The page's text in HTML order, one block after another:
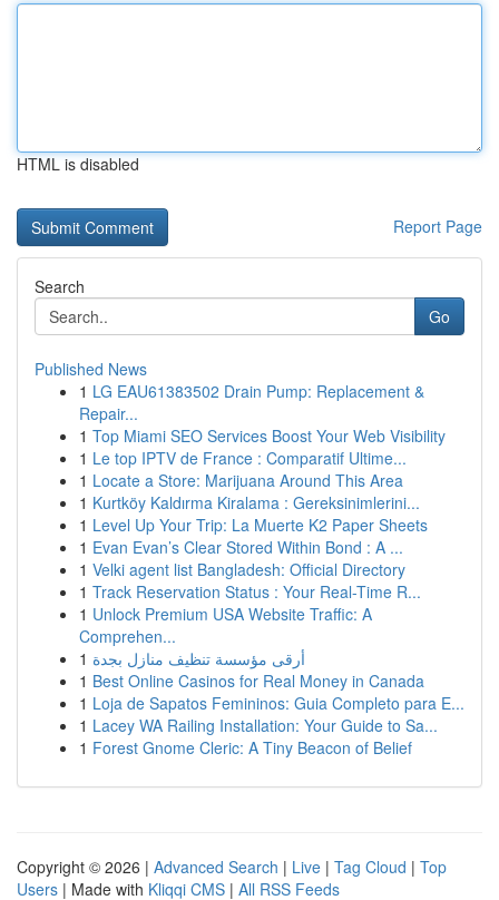
HTML is disabled
Report Page
Search
Go
Published News
1 LG EAU61383502 Drain Pump: Replacement &
Repair...
1 Top Miami SEO Services Boost Your Web Visibility
1 Le top IPTV de France : Comparatif Ultime...
1 Locate a Store: Marijuana Around This Area
1 Kurtköy Kaldırma Kiralama : Gereksinimlerini...
1 Level Up Your Trip: La Muerte K2 Paper Sheets
1 Evan Evan’s Clear Stored Within Bond : A ...
1 Velki agent list Bangladesh: Official Directory
1 Track Reservation Status : Your Real-Time R...
1 Unlock Premium USA Website Traffic: A
Comprehen...
1 أرقى مؤسسة تنظيف منازل بجدة
1 Best Online Casinos for Real Money in Canada
1 Loja de Sapatos Femininos: Guia Completo para E...
1 Lacey WA Railing Installation: Your Guide to Sa...
1 Forest Gnome Cleric: A Tiny Beacon of Belief
Copyright © 2026 | Advanced Search | Live | Tag Cloud | Top
Users | Made with Kliqqi CMS | All RSS Feeds